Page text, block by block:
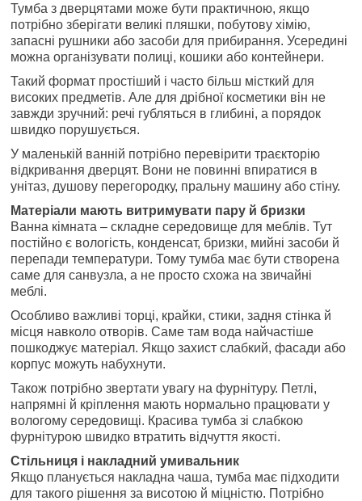
Тумба з дверцятами може бути практичною, якщо
потрібно зберігати великі пляшки, побутову хімію,
запасні рушники або засоби для прибирання. Усередині
можна організувати полиці, кошики або контейнери.
Такий формат простіший і часто більш місткий для
високих предметів. Але для дрібної косметики він не
завжди зручний: речі губляться в глибині, а порядок
швидко порушується.
У маленькій ванній потрібно перевірити траєкторію
відкривання дверцят. Вони не повинні впиратися в
унітаз, душову перегородку, пральну машину або стіну.
Матеріали мають витримувати пару й бризки
Ванна кімната – складне середовище для меблів. Тут
постійно є вологість, конденсат, бризки, мийні засоби й
перепади температури. Тому тумба має бути створена
саме для санвузла, а не просто схожа на звичайні
меблі.
Особливо важливі торці, крайки, стики, задня стінка й
місця навколо отворів. Саме там вода найчастіше
пошкоджує матеріал. Якщо захист слабкий, фасади або
корпус можуть набухнути.
Також потрібно звертати увагу на фурнітуру. Петлі,
напрямні й кріплення мають нормально працювати у
вологому середовищі. Красива тумба зі слабкою
фурнітурою швидко втратить відчуття якості.
Стільниця і накладний умивальник
Якщо планується накладна чаша, тумба має підходити
для такого рішення за висотою й міцністю. Потрібно